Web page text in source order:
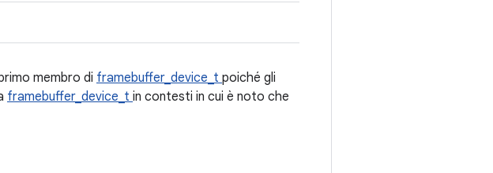
membro di framebuffer_device_t poiché gli
framebuffer_device_t in contesti in cui è noto che